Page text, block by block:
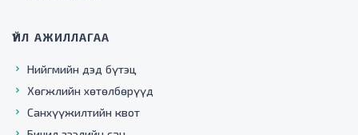
ҮЙЛ АЖИЛЛАГАА
Нийгмийн дэд бүтэц
Хөгжлийн хөтөлбөрүүд
Санхүүжилтийн квот